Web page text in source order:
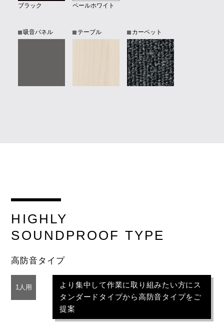
ブラック ペールホワイト
吸音パネル テーブル カーペット
HIGHLY
SOUNDPROOF TYPE
高防音タイプ
1人用 より集中して作業に取り組みたい方に ス
タンダードタイプから高防音タイプをご
提案